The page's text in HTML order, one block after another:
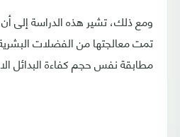
ومع ذلك، تشير هذه الدراسة إلى
تمت معالجتها من الفضلات
مطابقة نفس حجم كفاءة البدائل